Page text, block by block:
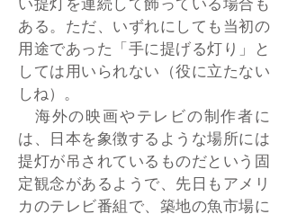
い提灯を連続して飾っている場合も
ある。ただ、いずれにしても当初の
用途であった「手に提げる灯り」と
しては用いられない（役に立たない
しね）。
海外の映画やテレビの制作者に
は、日本を象徴するような場所には
提灯が吊されているものだという固
定観念があるようで、先日もアメリ
カのテレビ番組で、築地の魚市場に